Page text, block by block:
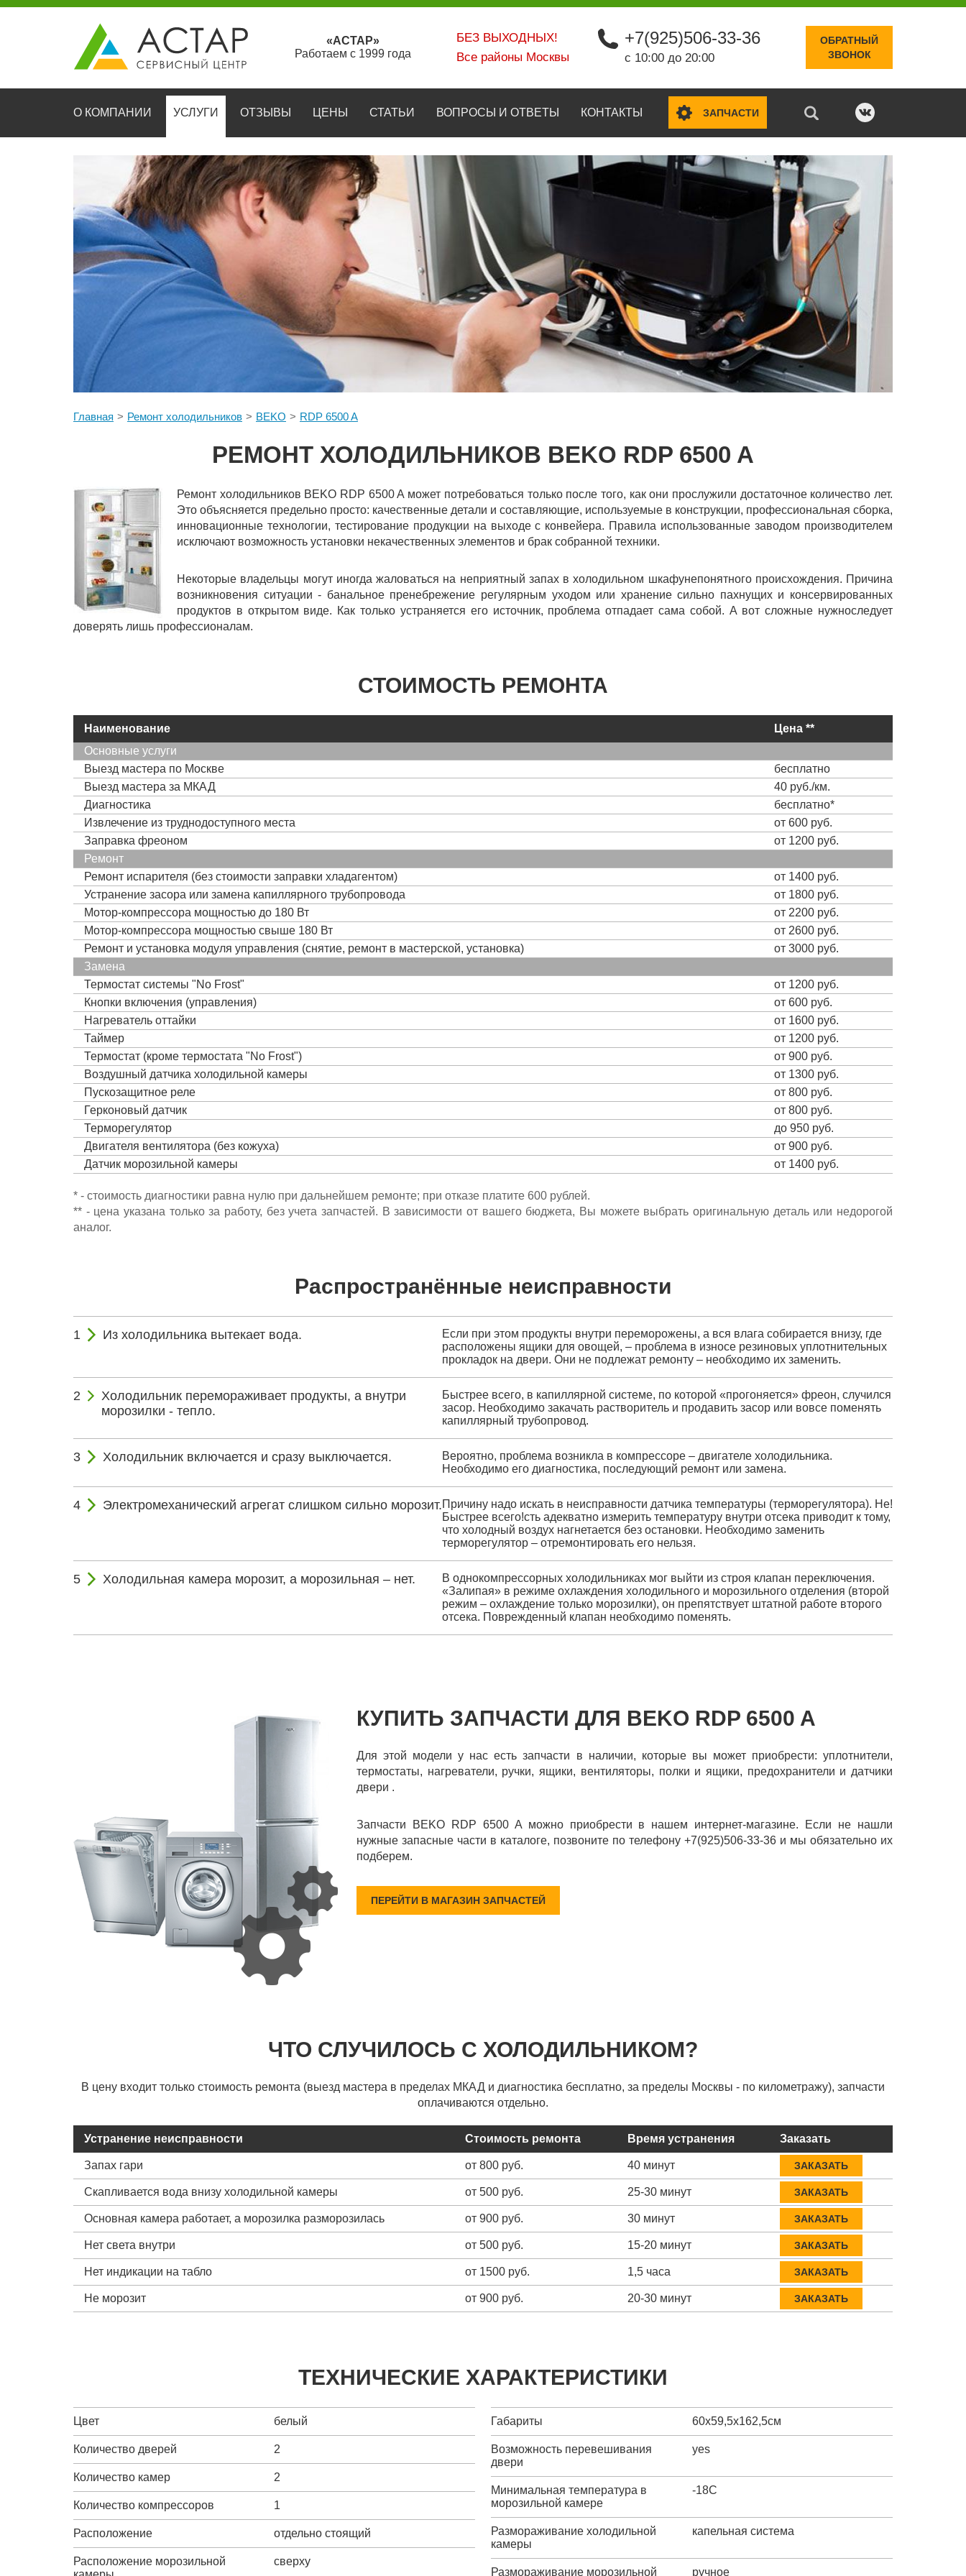
«АСТАР»
Работаем с 1999 года
БЕЗ ВЫХОДНЫХ!
Все районы Москвы
+7(925)506-33-36
с 10:00 до 20:00
ОБРАТНЫЙ
ЗВОНОК
О КОМПАНИИ УСЛУГИ ОТЗЫВЫ ЦЕНЫ СТАТЬИ ВОПРОСЫ И ОТВЕТЫ КОНТАКТЫ ЗАПЧАСТИ
Главная Ремонт холодильников BEKO RDP 6500 A
РЕМОНТ ХОЛОДИЛЬНИКОВ BEKO RDP 6500 A
Ремонт холодильников BEKO RDP 6500 A может потребоваться только после того, как они прослужили достаточное количество лет.
Это объясняется предельно просто: качественные детали и составляющие, используемые в конструкции, профессиональная сборка,
инновационные технологии, тестирование продукции на выходе с конвейера. Правила использованные заводом производителем
исключают возможность установки некачественных элементов и брак собранной техники.
Некоторые владельцы могут иногда жаловаться на неприятный запах в холодильном шкафунепонятного происхождения. Причина
возникновения ситуации - банальное пренебрежение регулярным уходом или хранение сильно пахнущих и консервированных
продуктов в открытом виде. Как только устраняется его источник, проблема отпадает сама собой. А вот сложные нужноследует
доверять лишь профессионалам.
СТОИМОСТЬ РЕМОНТА
Наименование
Цена **
Основные услуги
Выезд мастера по Москве
бесплатно
Выезд мастера за МКАД
40 руб./км.
Диагностика
бесплатно*
Извлечение из труднодоступного места
от 600 руб.
Заправка фреоном
от 1200 руб.
Ремонт
Ремонт испарителя (без стоимости заправки хладагентом)
от 1400 руб.
Устранение засора или замена капиллярного трубопровода
от 1800 руб.
Мотор-компрессора мощностью до 180 Вт
от 2200 руб.
Мотор-компрессора мощностью свыше 180 Вт
от 2600 руб.
Ремонт и установка модуля управления (снятие, ремонт в мастерской, установка)
от 3000 руб.
Замена
Термостат системы "No Frost"
от 1200 руб.
Кнопки включения (управления)
от 600 руб.
Нагреватель оттайки
от 1600 руб.
Таймер
от 1200 руб.
Термостат (кроме термостата "No Frost")
от 900 руб.
Воздушный датчика холодильной камеры
от 1300 руб.
Пускозащитное реле
от 800 руб.
Герконовый датчик
от 800 руб.
Терморегулятор
до 950 руб.
Двигателя вентилятора (без кожуха)
от 900 руб.
Датчик морозильной камеры
от 1400 руб.
* - стоимость диагностики равна нулю при дальнейшем ремонте; при отказе платите 600 рублей.
** - цена указана только за работу, без учета запчастей. В зависимости от вашего бюджета, Вы можете выбрать оригинальную деталь или недорогой
аналог.
Распространённые неисправности
Из холодильника вытекает вода.
Если при этом продукты внутри переморожены, а вся влага собирается внизу, где
расположены ящики для овощей, – проблема в износе резиновых уплотнительных
прокладок на двери. Они не подлежат ремонту – необходимо их заменить.
Холодильник перемораживает продукты, а внутри
морозилки - тепло.
Быстрее всего, в капиллярной системе, по которой «прогоняется» фреон, случился
засор. Необходимо закачать растворитель и продавить засор или вовсе поменять
капиллярный трубопровод.
Холодильник включается и сразу выключается.
Вероятно, проблема возникла в компрессоре – двигателе холодильника.
Необходимо его диагностика, последующий ремонт или замена.
Электромеханический агрегат слишком сильно морозит.Причину надо искать в неисправности датчика температуры (терморегулятора). Не!
Быстрее всего!сть адекватно измерить температуру внутри отсека приводит к тому,
что холодный воздух нагнетается без остановки. Необходимо заменить
терморегулятор – отремонтировать его нельзя.
Холодильная камера морозит, а морозильная – нет.
В однокомпрессорных холодильниках мог выйти из строя клапан переключения.
«Залипая» в режиме охлаждения холодильного и морозильного отделения (второй
режим – охлаждение только морозилки), он препятствует штатной работе второго
отсека. Поврежденный клапан необходимо поменять.
КУПИТЬ ЗАПЧАСТИ ДЛЯ BEKO RDP 6500 A
Для этой модели у нас есть запчасти в наличии, которые вы может приобрести: уплотнители,
термостаты, нагреватели, ручки, ящики, вентиляторы, полки и ящики, предохранители и датчики
двери .
Запчасти BEKO RDP 6500 A можно приобрести в нашем интернет-магазине. Если не нашли
нужные запасные части в каталоге, позвоните по телефону +7(925)506-33-36 и мы обязательно их
подберем.
ПЕРЕЙТИ В МАГАЗИН ЗАПЧАСТЕЙ
ЧТО СЛУЧИЛОСЬ С ХОЛОДИЛЬНИКОМ?
В цену входит только стоимость ремонта (выезд мастера в пределах МКАД и диагностика бесплатно, за пределы Москвы - по километражу), запчасти
оплачиваются отдельно.
Устранение неисправности Стоимость ремонта Время устранения Заказать
Запах гари от 800 руб. 40 минут ЗАКАЗАТЬ
Скапливается вода внизу холодильной камеры от 500 руб. 25-30 минут ЗАКАЗАТЬ
Основная камера работает, а морозилка разморозилась от 900 руб. 30 минут ЗАКАЗАТЬ
Нет света внутри от 500 руб. 15-20 минут ЗАКАЗАТЬ
Нет индикации на табло от 1500 руб. 1,5 часа ЗАКАЗАТЬ
Не морозит от 900 руб. 20-30 минут ЗАКАЗАТЬ
ТЕХНИЧЕСКИЕ ХАРАКТЕРИСТИКИ
Цвет белый
Количество дверей 2
Количество камер 2
Количество компрессоров 1
Расположение отдельно стоящий
Расположение морозильной
сверху
Габариты 60х59,5х162,5см
Возможность перевешивания
двери
yes
Минимальная температура в
морозильной камере
-18C
Размораживание холодильной
камеры
капельная система
Размораживание морозильной ручное